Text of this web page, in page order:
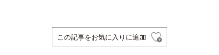
この記事をお気に入りに追加